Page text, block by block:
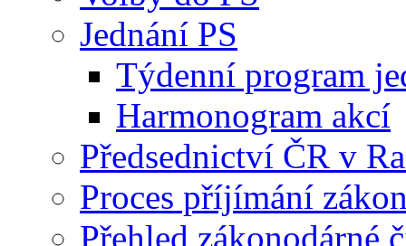
Jednání PS
Týdenní program
Harmonogram akcí
Předsednictví ČR v
Proces příjímání
Přehled zákonodárné